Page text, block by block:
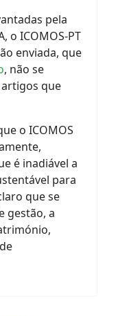
pela
o ICOMOS-PT
enviada, que
, não se
que
o ICOMOS
é inadiável a
para
que se
gestão, a